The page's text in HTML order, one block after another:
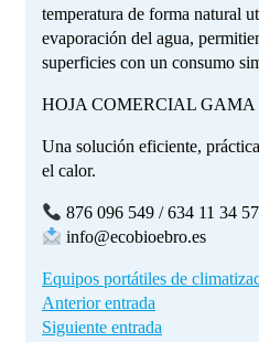
temperatura de forma natural
evaporación del agua,
superficies con un consumo
HOJA COMERCIAL
Una solución eficiente,
el calor.
876 096 549 / 634 11 34 57
info@ecobioebro.es
Equipos portátiles de
Anterior entrada
Siguiente entrada